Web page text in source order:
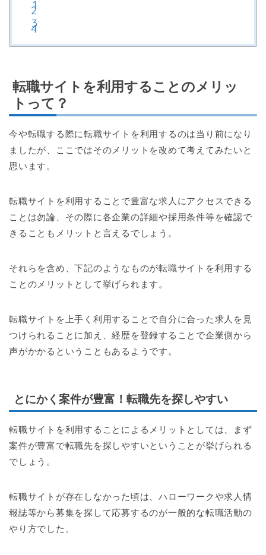
転職サイトを利用することのメリッ
トって？
今や転職する際に転職サイトを利用するのは当り前になり
ましたが、ここではそのメリットを改めて考えてみたいと
思います。
転職サイトを利用することで豊富な求人にアクセスできる
ことは勿論、その際に各企業の詳細や採用条件等を確認で
きることもメリットと言えるでしょう。
それらを含め、下記のようなものが転職サイトを利用する
ことのメリットとして挙げられます。
転職サイトを上手く利用することで自分に合った求人を見
つけられることに加え、経歴を登録することで企業側から
声がかかるということもあるようです。
とにかく案件が豊富！転職先を探しやすい
転職サイトを利用することによるメリットとしては、まず
案件が豊富で転職先を探しやすいということが挙げられる
でしょう。
転職サイトが存在しなかった頃は、ハローワークや求人情
報誌等から募集を探して応募するのが一般的な転職活動の
やり方でした。